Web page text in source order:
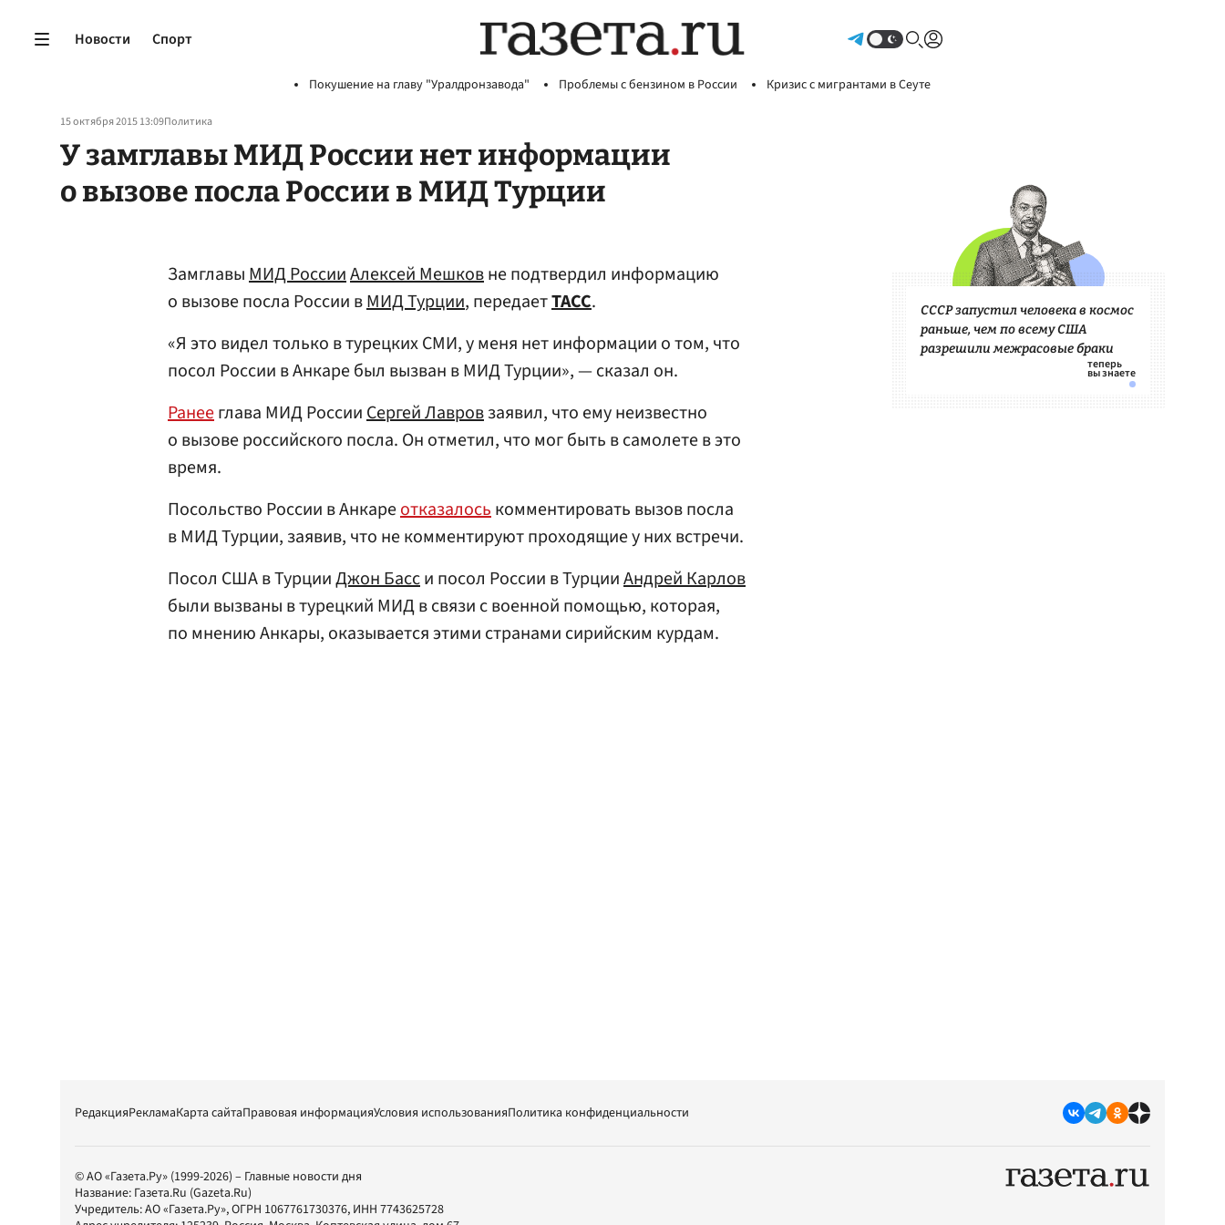
Новости Спорт
Покушение на главу "Уралдронзавода" Проблемы с бензином в России Кризис с мигрантами в Сеуте
15 октября 2015 13:09Политика
У замглавы МИД России нет информации
о вызове посла России в МИД Турции
ЗамглавыМИД РоссииАлексей Мешковне подтвердил информацию
о вызове посла России вМИД Турции, передаетТАСС.
«Я это видел только в турецких СМИ, у меня нет информации о том, что
посол России в Анкаре был вызван в МИД Турции», — сказал он.
Ранееглава МИД РоссииСергей Лавровзаявил, что ему неизвестно
о вызове российского посла. Он отметил, что мог быть в самолете в это
время.
Посольство России в Анкареотказалоськомментировать вызов посла
в МИД Турции, заявив, что не комментируют проходящие у них встречи.
Посол США в ТурцииДжон Басси посол России в ТурцииАндрей Карлов
были вызваны в турецкий МИД в связи с военной помощью, которая,
по мнению Анкары, оказывается этими странами сирийским курдам.
СССР запустил человека в космос
раньше, чем по всему США
разрешили межрасовые браки
РедакцияРекламаКарта сайтаПравовая информацияУсловия использованияПолитика конфиденциальности
© АО «Газета.Ру» (1999-2026) – Главные новости дня
Название: Газета.Ru (Gazeta.Ru)
Учредитель:АО «Газета.Ру», ОГРН 1067761730376, ИНН 7743625728